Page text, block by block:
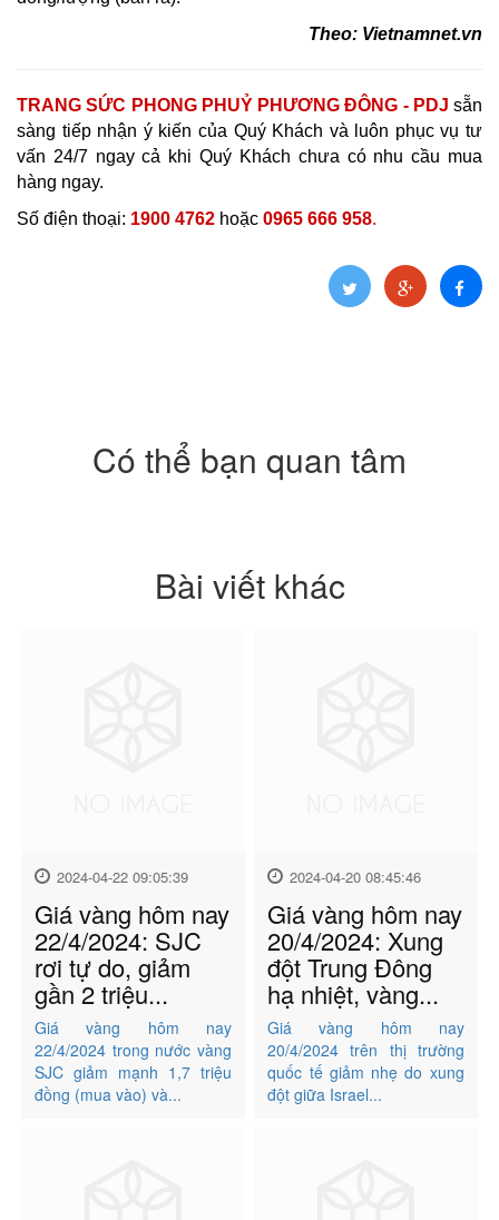
Theo: Vietnamnet.vn
TRANG SỨC PHONG PHUỶ PHƯƠNG ĐÔNG - PDJ sẵn
sàng tiếp nhận ý kiến của Quý Khách và luôn phục vụ tư
vấn 24/7 ngay cả khi Quý Khách chưa có nhu cầu mua
hàng ngay.
Số điện thoại: 1900 4762 hoặc 0965 666 958.
Có thể bạn quan tâm
Bài viết khác
2024-04-22 09:05:39
Giá vàng hôm nay
22/4/2024: SJC
rơi tự do, giảm
gần 2 triệu...
Giá vàng hôm nay
22/4/2024 trong nước vàng
SJC giảm mạnh 1,7 triệu
đồng (mua vào) và...
2024-04-20 08:45:46
Giá vàng hôm nay
20/4/2024: Xung
đột Trung Đông
hạ nhiệt, vàng...
Giá vàng hôm nay
20/4/2024 trên thị trường
quốc tế giảm nhẹ do xung
đột giữa Israel...